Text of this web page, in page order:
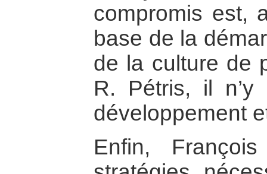
compromis est,
base de la
de la culture de
R. Pétris, il
développement
Enfin,